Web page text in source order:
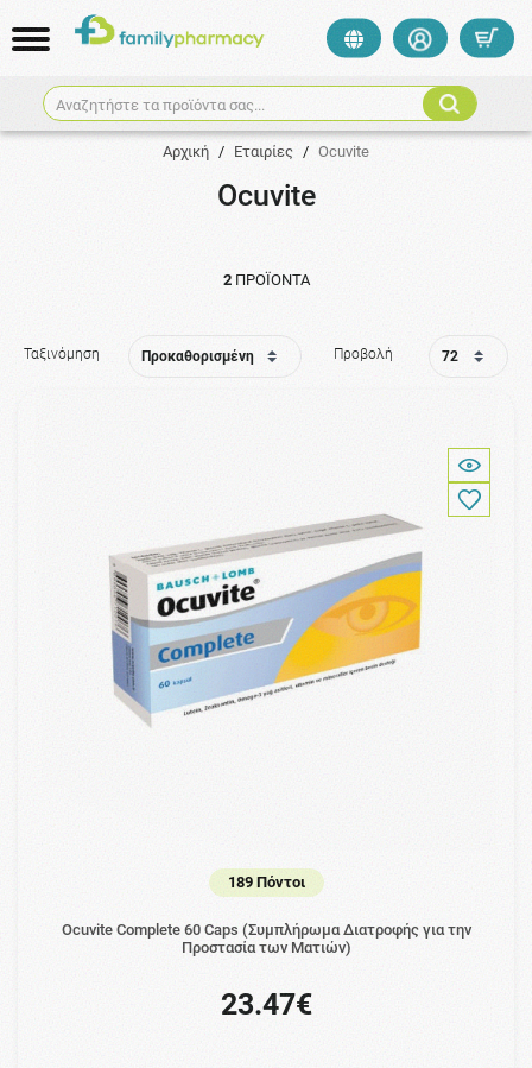
Αναζητήστε τα προϊόντα σας...
Αρχική / Εταιρίες / Ocuvite
Ocuvite
2ΠΡΟΪΌΝΤΑ
Ταξινόμηση Προβολή
189 Πόντοι
Ocuvite Complete 60 Caps (Συμπλήρωμα Διατροφής για την
Προστασία των Ματιών)
23.47€